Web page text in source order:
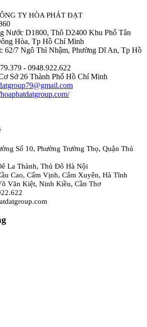
TY HÒA PHÁT ĐẠT
Nước D1800, Thô D2400 Khu Phố Tân
Hòa, Tp Hồ Chí Minh
62/7 Ngô Thì Nhậm, Phường Dĩ An, Tp Hồ
- 0948.922.622
Sở 26 Thành Phố Hồ Chí Minh
Số 10, Phường Trường Thọ, Quận Thủ
La Thành, Thủ Đô Hà Nội
Cao, Cẩm Vịnh, Cẩm Xuyên, Hà Tĩnh
Văn Kiệt, Ninh Kiều, Cần Thơ